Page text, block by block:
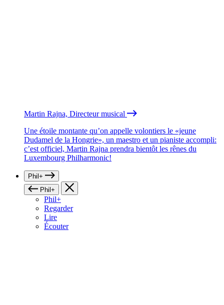
Martin Rajna, Directeur musical
Une étoile montante qu’on appelle volontiers le «jeune
Dudamel de la Hongrie», un maestro et un pianiste accompli:
c’est officiel, Martin Rajna prendra bientôt les rênes du
Luxembourg Philharmonic!
Phil+
Phil+
Phil+
Regarder
Lire
Écouter